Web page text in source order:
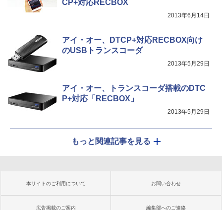
CP+対応RECBOX
2013年6月14日
アイ・オー、DTCP+対応RECBOX向け
のUSBトランスコーダ
2013年5月29日
アイ・オー、トランスコーダ搭載のDTC
P+対応「RECBOX」
2013年5月29日
もっと関連記事を見る
本サイトのご利用について お問い合わせ
広告掲載のご案内 編集部へのご連絡